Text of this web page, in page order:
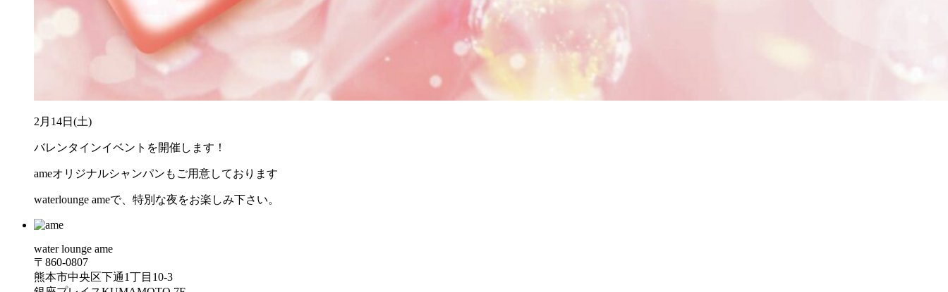
2月14日(土)
バレンタインイベントを開催します！
ameオリジナルシャンパンもご用意しております
waterlounge ameで、特別な夜をお楽しみ下さい。
water lounge ame
〒860-0807
熊本市中央区下通1丁目10-3